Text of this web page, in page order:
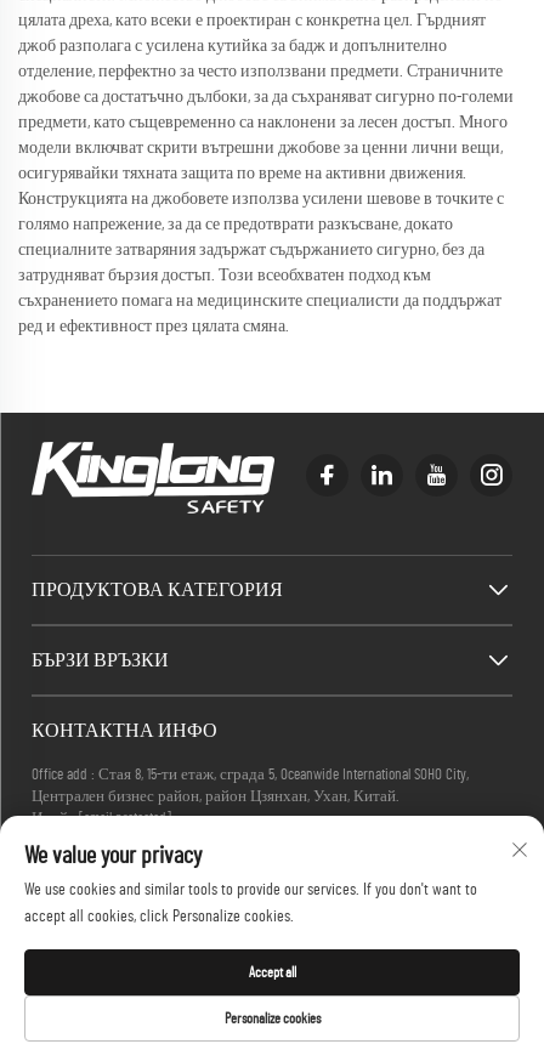
цялата дреха, като всеки е проектиран с конкретна цел. Гърдният
джоб разполага с усилена кутийка за бадж и допълнително
отделение, перфектно за често използвани предмети. Страничните
джобове са достатъчно дълбоки, за да съхраняват сигурно по-големи
предмети, като същевременно са наклонени за лесен достъп. Много
модели включват скрити вътрешни джобове за ценни лични вещи,
осигурявайки тяхната защита по време на активни движения.
Конструкцията на джобовете използва усилени шевове в точките с
голямо напрежение, за да се предотврати разкъсване, докато
специалните затваряния задържат съдържанието сигурно, без да
затрудняват бързия достъп. Този всеобхватен подход към
съхранението помага на медицинските специалисти да поддържат
ред и ефективност през цялата смяна.
ПРОДУКТОВА КАТЕГОРИЯ
БЪРЗИ ВРЪЗКИ
КОНТАКТНА ИНФО
Office add : Стая 8, 15-ти етаж, сграда 5, Oceanwide International SOHO City,
Централен бизнес район, район Цзянхан, Ухан, Китай.
Имейл:[email protected]
We value your privacy
We use cookies and similar tools to provide our services. If you don't want to
accept all cookies, click Personalize cookies.
Personalize cookies
Accept all